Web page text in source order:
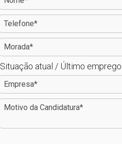
Situação atual / Último emprego